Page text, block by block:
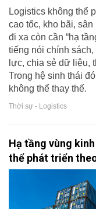
Logistics không thể
cao tốc, kho bãi,
đi xa còn cần “hạ
tiếng nói chính
lực, chia sẻ dữ liệu,
Trong hệ sinh thái
không thể thay thế.
Thời sự - Logistics
Hạ tầng vùng
thể phát triển